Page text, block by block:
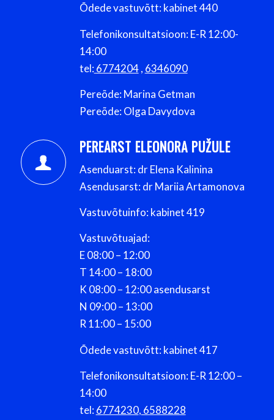
Õdede vastuvõtt: kabinet 440
Telefonikonsultatsioon: E-R 12:00-
14:00
tel:6774204, 6346090
Pereõde: Marina Getman
Pereõde: Olga Davydova
PEREARST ELEONORA PUŽULE
Asenduarst: dr Elena Kalinina
Asendusarst: dr Mariia Artamonova
Vastuvõtuinfo: kabinet 419
Vastuvõtuajad:
E 08:00 – 12:00
T 14:00 – 18:00
K 08:00 – 12:00 asendusarst
N 09:00 – 13:00
R 11:00 – 15:00
Õdede vastuvõtt: kabinet 417
Telefonikonsultatsioon: E-R 12:00 –
14:00
tel:6774230, 6588228